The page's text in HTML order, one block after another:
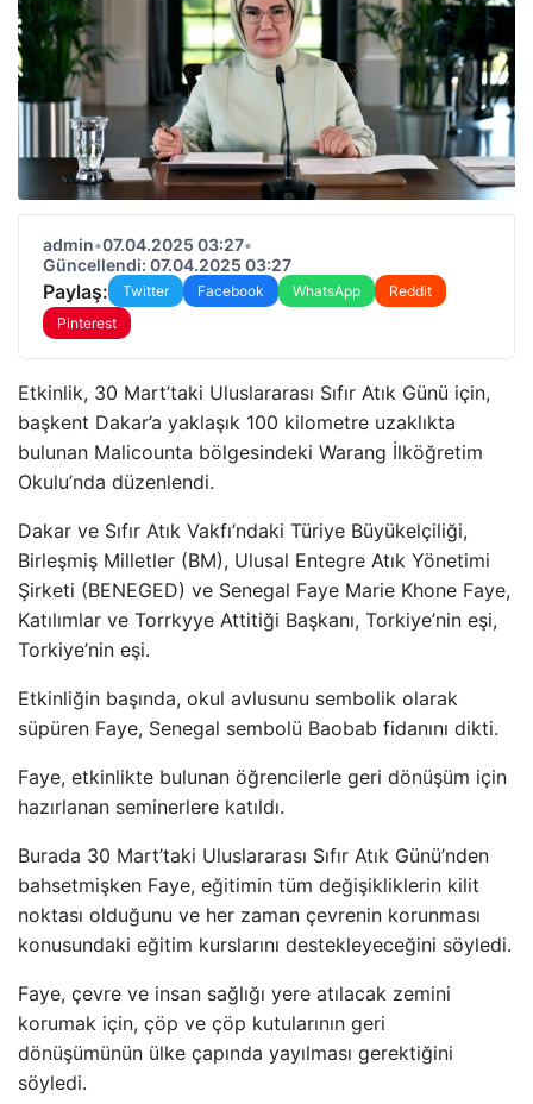
admin•07.04.2025 03:27•
Güncellendi: 07.04.2025 03:27
Paylaş: Twitter Facebook WhatsApp
Reddit
Pinterest
Etkinlik, 30 Mart’taki Uluslararası Sıfır Atık Günü için,
başkent Dakar’a yaklaşık 100 kilometre uzaklıkta
bulunan Malicounta bölgesindeki Warang İlköğretim
Okulu’nda düzenlendi.
Dakar ve Sıfır Atık Vakfı’ndaki Türiye Büyükelçiliği,
Birleşmiş Milletler (BM), Ulusal Entegre Atık Yönetimi
Şirketi (BENEGED) ve Senegal Faye Marie Khone Faye,
Katılımlar ve Torrkyye Attitiği Başkanı, Torkiye’nin eşi,
Torkiye’nin eşi.
Etkinliğin başında, okul avlusunu sembolik olarak
süpüren Faye, Senegal sembolü Baobab fidanını dikti.
Faye, etkinlikte bulunan öğrencilerle geri dönüşüm için
hazırlanan seminerlere katıldı.
Burada 30 Mart’taki Uluslararası Sıfır Atık Günü’nden
bahsetmişken Faye, eğitimin tüm değişikliklerin kilit
noktası olduğunu ve her zaman çevrenin korunması
konusundaki eğitim kurslarını destekleyeceğini söyledi.
Faye, çevre ve insan sağlığı yere atılacak zemini
korumak için, çöp ve çöp kutularının geri
dönüşümünün ülke çapında yayılması gerektiğini
söyledi.